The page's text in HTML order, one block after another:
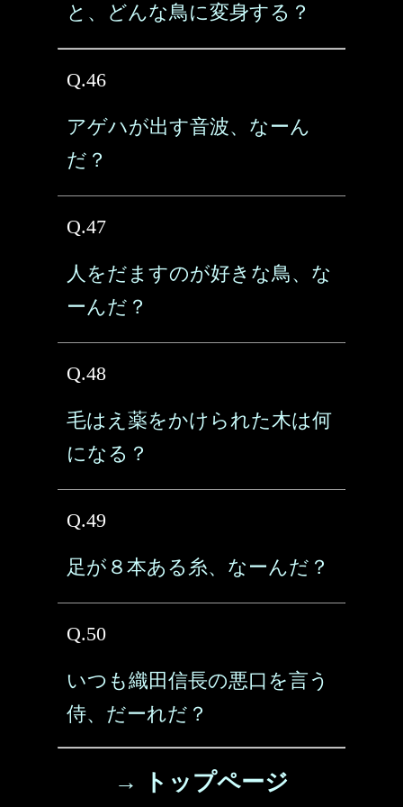
と、どんな鳥に変身する？
Q.46
アゲハが出す音波、なーん
だ？
Q.47
人をだますのが好きな鳥、な
ーんだ？
Q.48
毛はえ薬をかけられた木は何
になる？
Q.49
足が８本ある糸、なーんだ？
Q.50
いつも織田信長の悪口を言う
侍、だーれだ？
→ トップページ